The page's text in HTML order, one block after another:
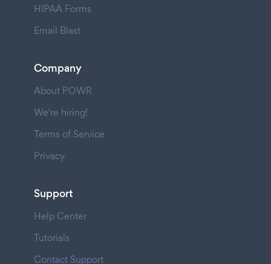
HIPAA Forms
Email Blast
Company
About POWR
We're hiring!
Terms of Service
Privacy
Support
Help Center
Tutorials
Contact Support